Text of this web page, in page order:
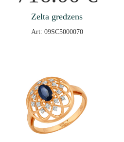
Zelta gredzens
Art: 09SC5000070